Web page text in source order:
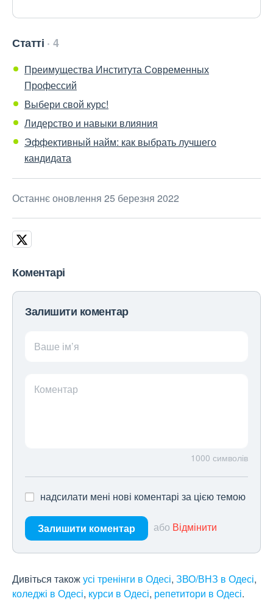
Статті 4
Преимущества Института Современных
Профессий
Выбери свой курс!
Лидерство и навыки влияния
Эффективный найм: как выбрать лучшего
кандидата
Останнє оновлення 25 березня 2022
Коментарі
Залишити коментар
Ваше ім’я
Коментар
1000 символів
надсилати мені нові коментарі за цією темою
Залишити коментар або Відмінити
Дивіться такожусі тренінги в Одесі, ЗВО/ВНЗ в Одесі,
коледжі в Одесі, курси в Одесі, репетитори в Одесі.